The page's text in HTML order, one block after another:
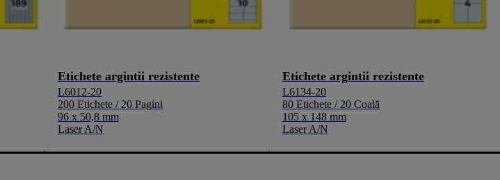
Etichete argintii rezistente
L6012-20
200 Etichete / 20 Pagini
96 x 50,8 mm
Laser A/N
Etichete argintii rezistente
L6134-20
80 Etichete / 20 Coală
105 x 148 mm
Laser A/N